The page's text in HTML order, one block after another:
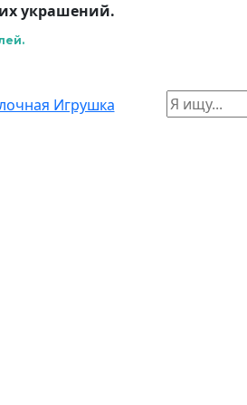
украшений.